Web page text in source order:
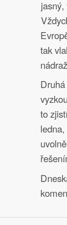
tak
to